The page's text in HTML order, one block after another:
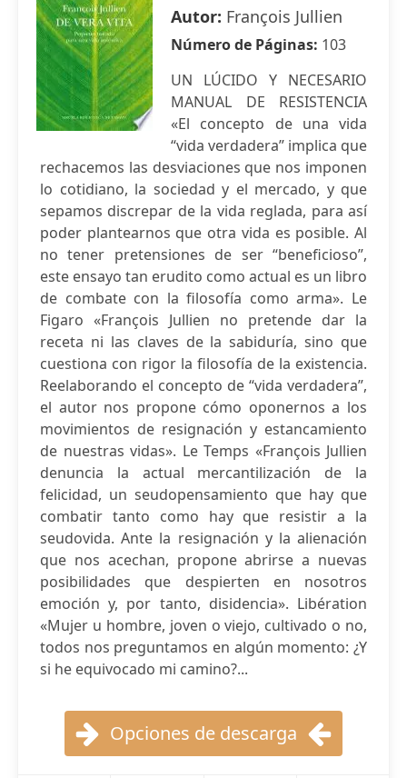
Autor: François Jullien
Número de Páginas: 103
UN LÚCIDO Y NECESARIO
MANUAL DE RESISTENCIA
«El concepto de una vida
“vida verdadera” implica que
rechacemos las desviaciones que nos imponen
lo cotidiano, la sociedad y el mercado, y que
sepamos discrepar de la vida reglada, para así
poder plantearnos que otra vida es posible. Al
no tener pretensiones de ser “beneficioso”,
este ensayo tan erudito como actual es un libro
de combate con la filosofía como arma». Le
Figaro «François Jullien no pretende dar la
receta ni las claves de la sabiduría, sino que
cuestiona con rigor la filosofía de la existencia.
Reelaborando el concepto de “vida verdadera”,
el autor nos propone cómo oponernos a los
movimientos de resignación y estancamiento
de nuestras vidas». Le Temps «François Jullien
denuncia la actual mercantilización de la
felicidad, un seudopensamiento que hay que
combatir tanto como hay que resistir a la
seudovida. Ante la resignación y la alienación
que nos acechan, propone abrirse a nuevas
posibilidades que despierten en nosotros
emoción y, por tanto, disidencia». Libération
«Mujer u hombre, joven o viejo, cultivado o no,
todos nos preguntamos en algún momento: ¿Y
si he equivocado mi camino?...
Opciones de descarga